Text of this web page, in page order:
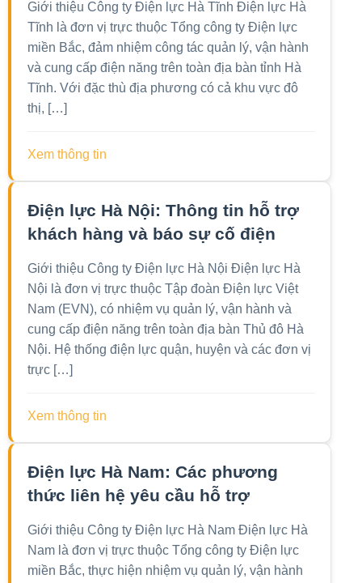
Giới thiệu Công ty Điện lực Hà Tĩnh Điện lực Hà
Tĩnh là đơn vị trực thuộc Tổng công ty Điện lực
miền Bắc, đảm nhiệm công tác quản lý, vận hành
và cung cấp điện năng trên toàn địa bàn tỉnh Hà
Tĩnh. Với đặc thù địa phương có cả khu vực đô
thị, […]
Xem thông tin
Điện lực Hà Nội: Thông tin hỗ trợ
khách hàng và báo sự cố điện
Giới thiệu Công ty Điện lực Hà Nội Điện lực Hà
Nội là đơn vị trực thuộc Tập đoàn Điện lực Việt
Nam (EVN), có nhiệm vụ quản lý, vận hành và
cung cấp điện năng trên toàn địa bàn Thủ đô Hà
Nội. Hệ thống điện lực quận, huyện và các đơn vị
trực […]
Xem thông tin
Điện lực Hà Nam: Các phương
thức liên hệ yêu cầu hỗ trợ
Giới thiệu Công ty Điện lực Hà Nam Điện lực Hà
Nam là đơn vị trực thuộc Tổng công ty Điện lực
miền Bắc, thực hiện nhiệm vụ quản lý, vận hành